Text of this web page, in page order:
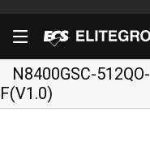
N8400GSC-512QO-
F(V1.0)